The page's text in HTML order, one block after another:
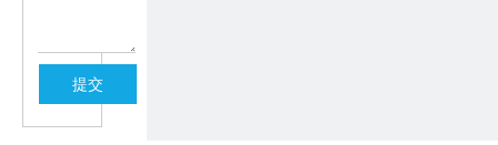
提交